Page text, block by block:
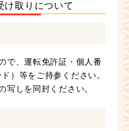
け取りについて
で、運転免許証・個人番
）等をご持参ください。
写しを同封ください。